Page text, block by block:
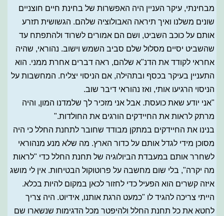
מבחינתי, עיקר העניין היה האפשרות של בחינת חיים חוצניים
שונים משלנו ואיך תיראה האבולוציה שלהם. הגשושית תזרע
אותם על כוכב השביט, ושם הם אמורים לשרוד ולהתפתח עד
שהשביט יסיים מסלול שלם סביב השמש וישוב. נהוראי, שהיה
אחראי לקודד את הדנ"א שלהם, ראה דברים אחרת ממני. הוא
התעניין בעיקר בכסף ובתהילה, אם הניסוי יצליח. המחשבות על
הניסוי הרגיעו אותי, ואז נהוראי דיבר שוב.
"אני יודע שאת כועסת. אבל אני מזכיר לך שלמדנו המון, והיה
מרתק לראות את החיידקים הורגים את החולדות."
בנינו את החיידקים במתקן מבודד שחובר לתחנת החלל כי היה
מסוכן מידי לגדל אותם על כדור הארץ. מה שלא מנע מנהוראי
לשחרר אותם במעבדת הביולוגיה של תחנת החלל כדי "לראות
מה יקרה", בלי שום מחשבה על פרוטוקול הבטיחות. אין לי מושג
איזה קשרים הוא הפעיל כדי לחזור לכאן במקום להיות בכלא.
הייתי צריכה להגיד לו "כמעט הרגת אותנו, אידיוט. היה צריך
לחטא את כל תחנת החלל ולהיפטר מכל הדגימות שנשארו שם